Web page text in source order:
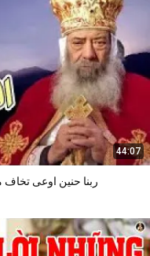
44:07
ربنا حنين اوعى تخاف